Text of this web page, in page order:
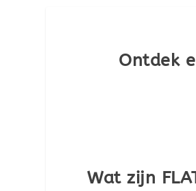
Ontdek
Wat zijn